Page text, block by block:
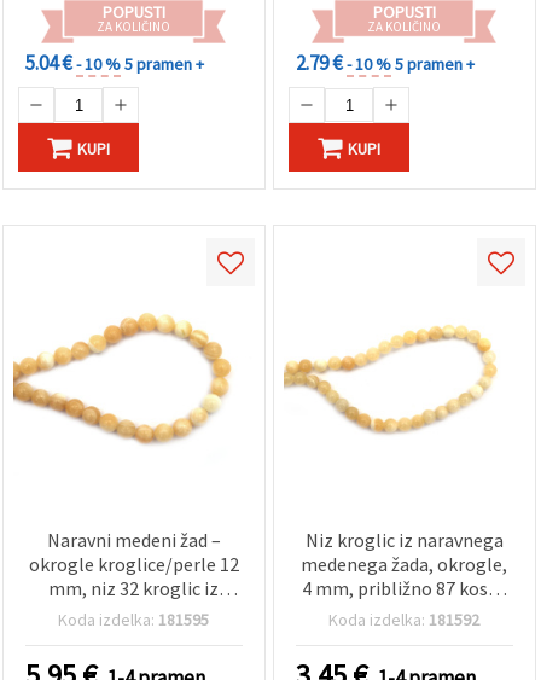
POPUSTI
ZA KOLIČINO
5.04 €- 10 %5 pramen +
KUPI
POPUSTI
ZA KOLIČINO
2.79 €- 10 %5 pramen +
KUPI
Naravni medeni žad –
okrogle kroglice/perle 12
mm, niz 32 kroglic iz
poldragega kamna za
Koda izdelka: 181595
Niz kroglic iz naravnega
medenega žada, okrogle,
4 mm, približno 87 kosov
– poldrage kroglice za
in DIY projekte
Koda izdelka: 181592